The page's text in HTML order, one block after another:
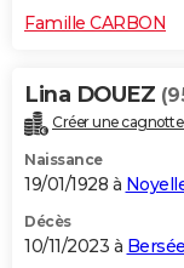
Famille CARBON
Lina DOUEZ
Créer une
Naissance
19/01/1928 à
Décès
10/11/2023 à Bersée